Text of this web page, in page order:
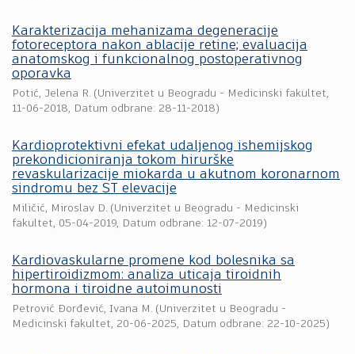
Karakterizacija mehanizama degeneracije
fotoreceptora nakon ablacije retine; evaluacija
anatomskog i funkcionalnog postoperativnog
oporavka
Potić, Jelena R. (Univerzitet u Beogradu - Medicinski fakultet,
11-06-2018, Datum odbrane: 28-11-2018)
Kardioprotektivni efekat udaljenog ishemijskog
prekondicioniranja tokom hirurške
revaskularizacije miokarda u akutnom koronarnom
sindromu bez ST elevacije
Miličić, Miroslav D. (Univerzitet u Beogradu - Medicinski
fakultet, 05-04-2019, Datum odbrane: 12-07-2019)
Kardiovaskularne promene kod bolesnika sa
hipertiroidizmom: analiza uticaja tiroidnih
hormona i tiroidne autoimunosti
Petrović Đorđević, Ivana M. (Univerzitet u Beogradu -
Medicinski fakultet, 20-06-2025, Datum odbrane: 22-10-2025)